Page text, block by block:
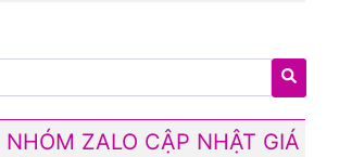
ZALO CẬP NHẬT GIÁ